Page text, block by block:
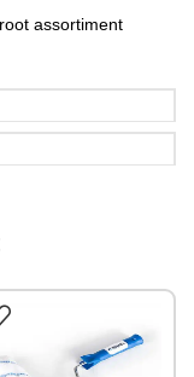
assortiment